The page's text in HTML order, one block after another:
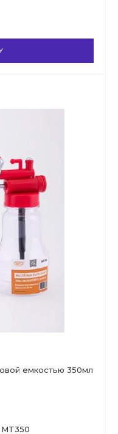
емкостью 350мл
MT350